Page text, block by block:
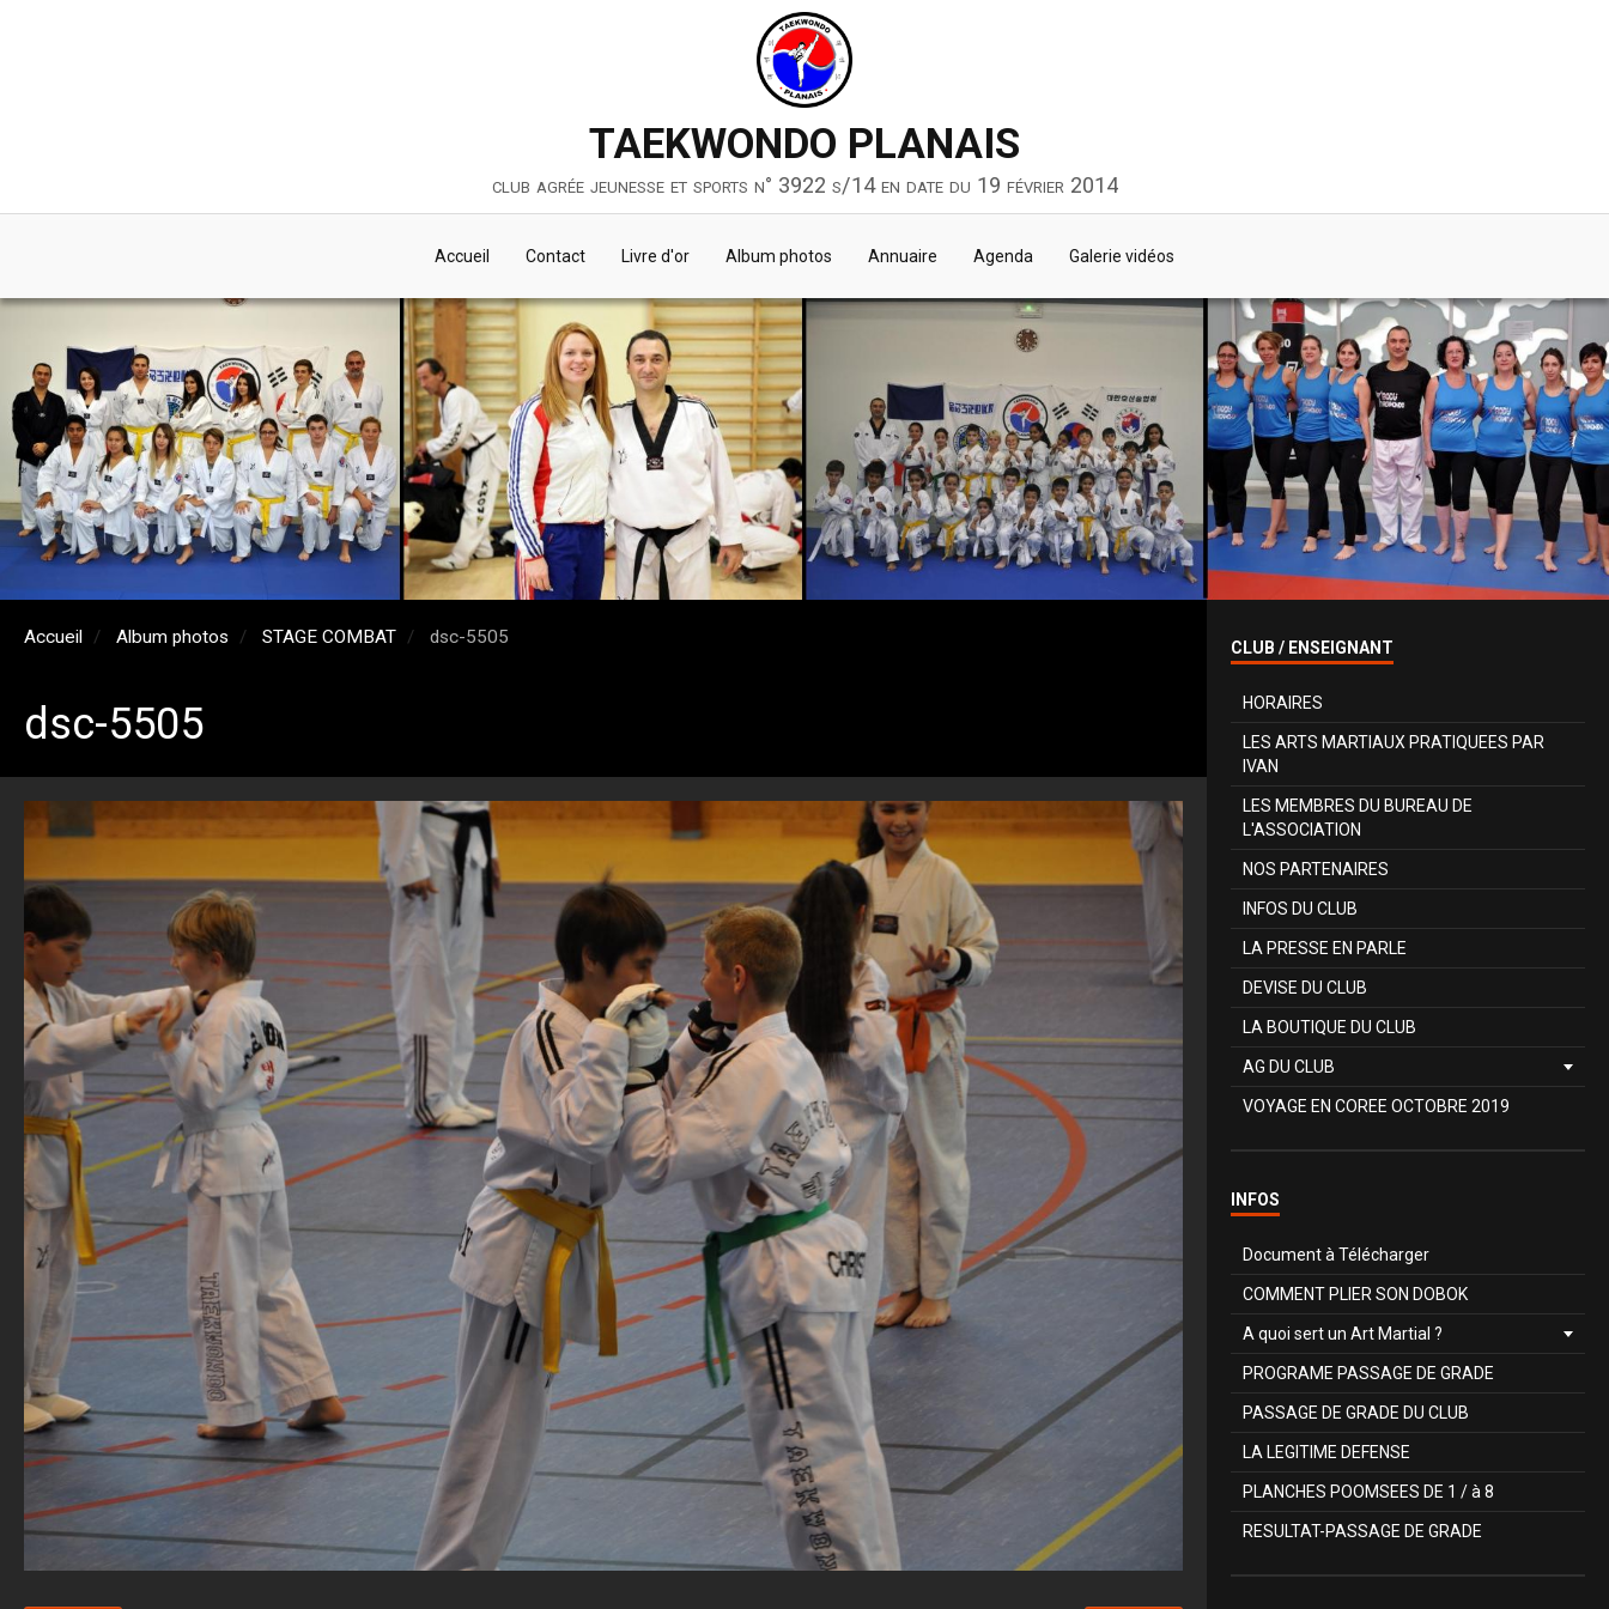
TAEKWONDO PLANAIS
club agrée jeunesse et sports n° 3922 s/14 en date du 19 février 2014
Accueil Contact Livre d'or Album photos Annuaire Agenda Galerie vidéos
Accueil Album photos STAGE COMBAT dsc-5505
dsc-5505
CLUB / ENSEIGNANT
HORAIRES
LES ARTS MARTIAUX PRATIQUEES PAR
IVAN
LES MEMBRES DU BUREAU DE
L'ASSOCIATION
NOS PARTENAIRES
INFOS DU CLUB
LA PRESSE EN PARLE
DEVISE DU CLUB
LA BOUTIQUE DU CLUB
AG DU CLUB
VOYAGE EN COREE OCTOBRE 2019
INFOS
Document à Télécharger
COMMENT PLIER SON DOBOK
A quoi sert un Art Martial ?
PROGRAME PASSAGE DE GRADE
PASSAGE DE GRADE DU CLUB
LA LEGITIME DEFENSE
PLANCHES POOMSEES DE 1 / à 8
RESULTAT-PASSAGE DE GRADE